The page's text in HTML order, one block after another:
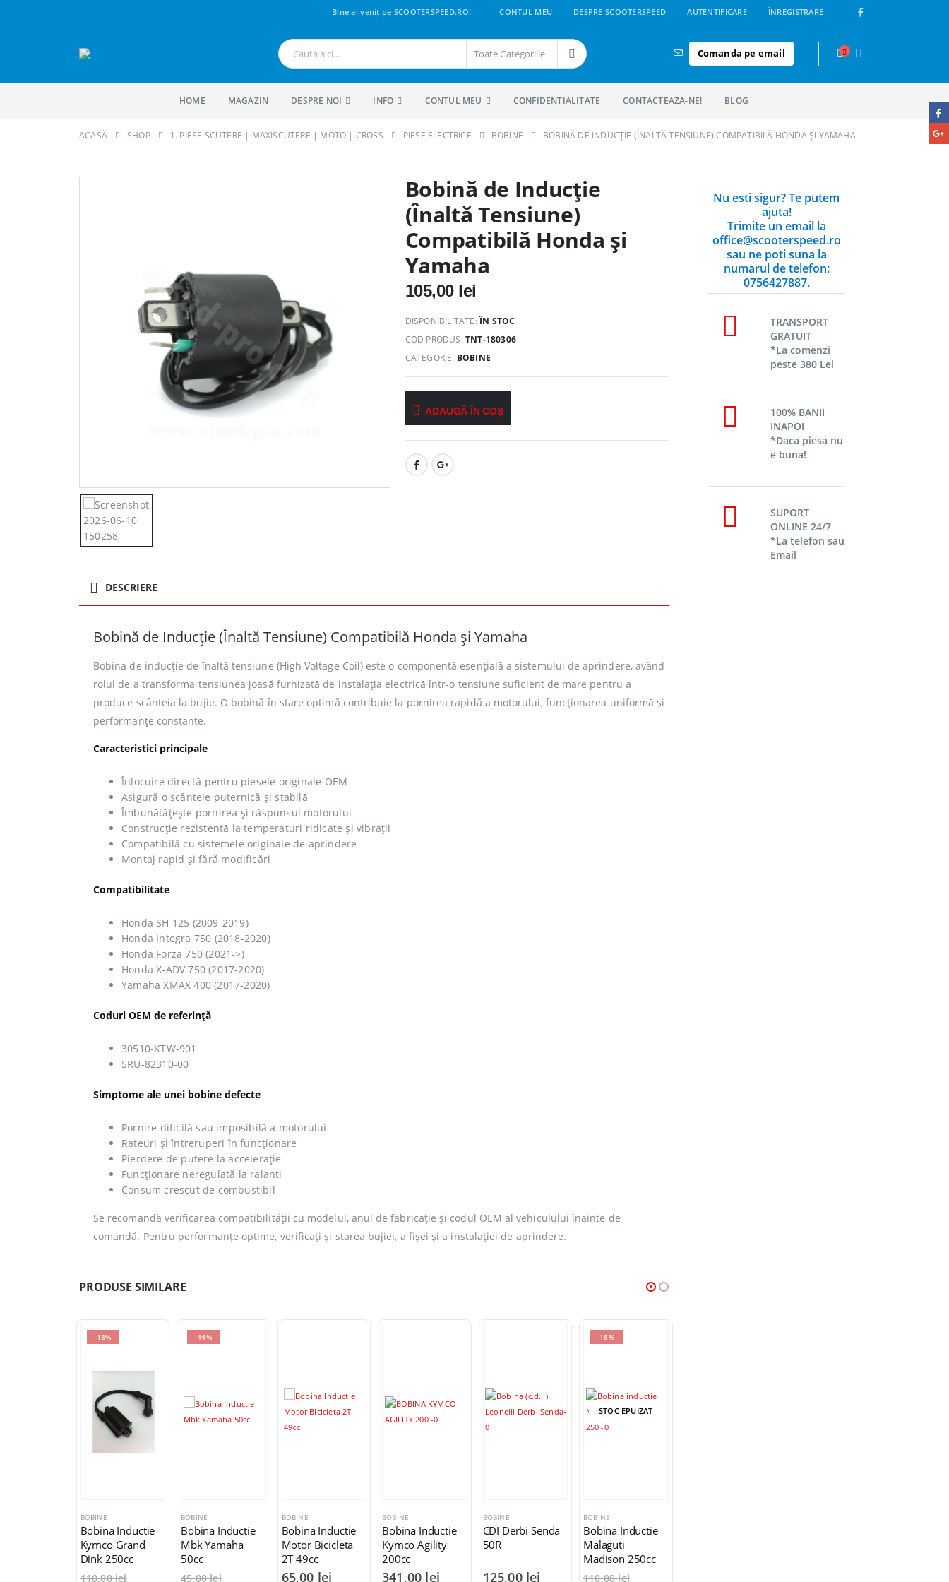
Bine ai venit pe SCOOTERSPEED.RO! CONTUL MEU DESPRE SCOOTERSPEED AUTENTIFICARE ÎNREGISTRARE
Toate Categoriile Comanda pe email
HOME MAGAZIN DESPRE NOI INFO CONTUL MEU CONFIDENTIALITATE CONTACTEAZA-NE! BLOG
ACASĂ SHOP 1. PIESE SCUTERE | MAXISCUTERE | MOTO | CROSS PIESE ELECTRICE BOBINE BOBINĂ DE INDUCȚIE (ÎNALTĂ TENSIUNE) COMPATIBILĂ HONDA ȘI YAMAHA
Bobină de Inducție
(Înaltă Tensiune)
Compatibilă Honda și
Yamaha
105,00 lei
DISPONIBILITATE:ÎN STOC
COD PRODUS:TNT-180306
CATEGORIE: BOBINE
ADAUGĂ ÎN COȘ
DESCRIERE
Bobină de Inducție (Înaltă Tensiune) Compatibilă Honda și Yamaha
Bobina de inducție de înaltă tensiune (High Voltage Coil) este o componentă esențială a sistemului de aprindere, având
rolul de a transforma tensiunea joasă furnizată de instalația electrică într-o tensiune suficient de mare pentru a
produce scânteia la bujie. O bobină în stare optimă contribuie la pornirea rapidă a motorului, funcționarea uniformă și
performanțe constante.
Caracteristici principale
Înlocuire directă pentru piesele originale OEM
Asigură o scânteie puternică și stabilă
Îmbunătățește pornirea și răspunsul motorului
Construcție rezistentă la temperaturi ridicate și vibrații
Compatibilă cu sistemele originale de aprindere
Montaj rapid și fără modificări
Compatibilitate
Honda SH 125 (2009-2019)
Honda Integra 750 (2018-2020)
Honda Forza 750 (2021->)
Honda X-ADV 750 (2017-2020)
Yamaha XMAX 400 (2017-2020)
Coduri OEM de referință
30510-KTW-901
5RU-82310-00
Simptome ale unei bobine defecte
Pornire dificilă sau imposibilă a motorului
Rateuri și întreruperi în funcționare
Pierdere de putere la accelerație
Funcționare neregulată la ralanti
Consum crescut de combustibil
Se recomandă verificarea compatibilității cu modelul, anul de fabricație și codul OEM al vehiculului înainte de
comandă. Pentru performanțe optime, verificați și starea bujiei, a fișei și a instalației de aprindere.
PRODUSE SIMILARE
-44%
BOBINE
Bobina Inductie
Mbk Yamaha
50cc
45,00lei
BOBINE
Bobina Inductie
Motor Bicicleta
2T 49cc
65,00lei
BOBINE
Bobina Inductie
Kymco Agility
200cc
341,00lei
BOBINE
CDI Derbi Senda
50R
125,00 lei
STOC EPUIZAT
BOBINE
Bobina Inductie
Malaguti
110,00lei
BOBINE
Bobina Inductie
Moped Barton
Fighter 49cc
35,00lei
Nu esti sigur? Te putem
ajuta!
Trimite un email la
office@scooterspeed.ro
sau ne poti suna la
numarul de telefon:
0756427887.
TRANSPORT
GRATUIT
*La comenzi
peste 380 Lei
100% BANII
INAPOI
*Daca piesa nu
e buna!
SUPORT
ONLINE 24/7
*La telefon sau
Email